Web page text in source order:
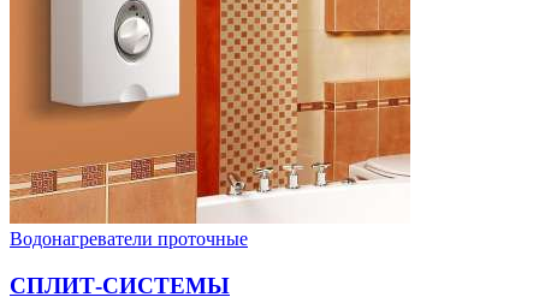
Водонагреватели проточные
СПЛИТ-СИСТЕМЫ